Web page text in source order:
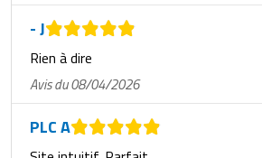
- J
Rien à dire
Avis du 08/04/2026
PLC A